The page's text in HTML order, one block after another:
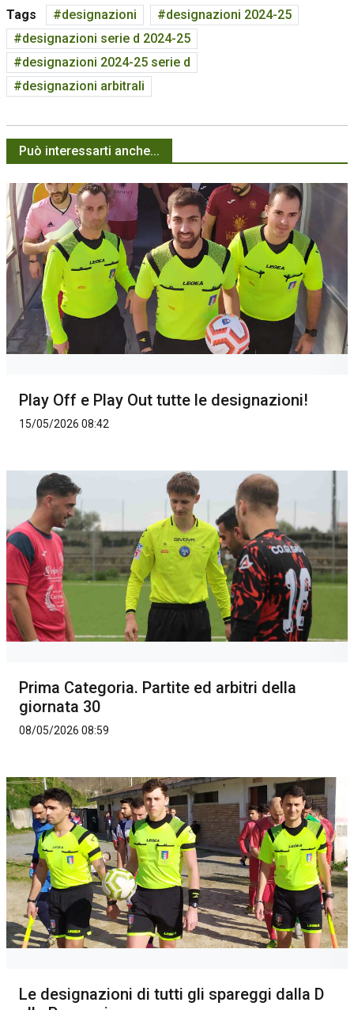
Tags designazioni
designazioni 2024-25
designazioni serie d 2024-25
designazioni 2024-25 serie d
designazioni arbitrali
Può interessarti anche...
Play Off e Play Out tutte le designazioni!
15/05/2026 08:42
Prima Categoria. Partite ed arbitri della
giornata 30
08/05/2026 08:59
Le designazioni di tutti gli spareggi dalla D